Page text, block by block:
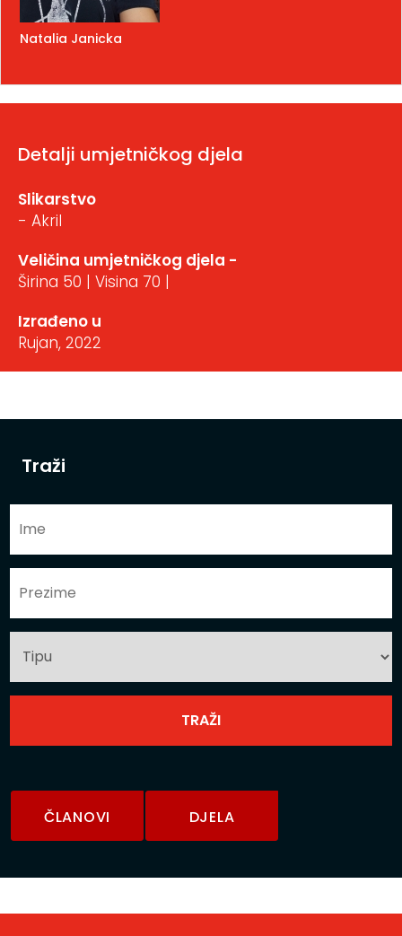
Traži
ČLANOVI DJELA
Natalia Janicka
Detalji umjetničkog djela
Slikarstvo
- Akril
Veličina umjetničkog djela -
Širina 50 | Visina 70 |
Izrađeno u
Rujan, 2022